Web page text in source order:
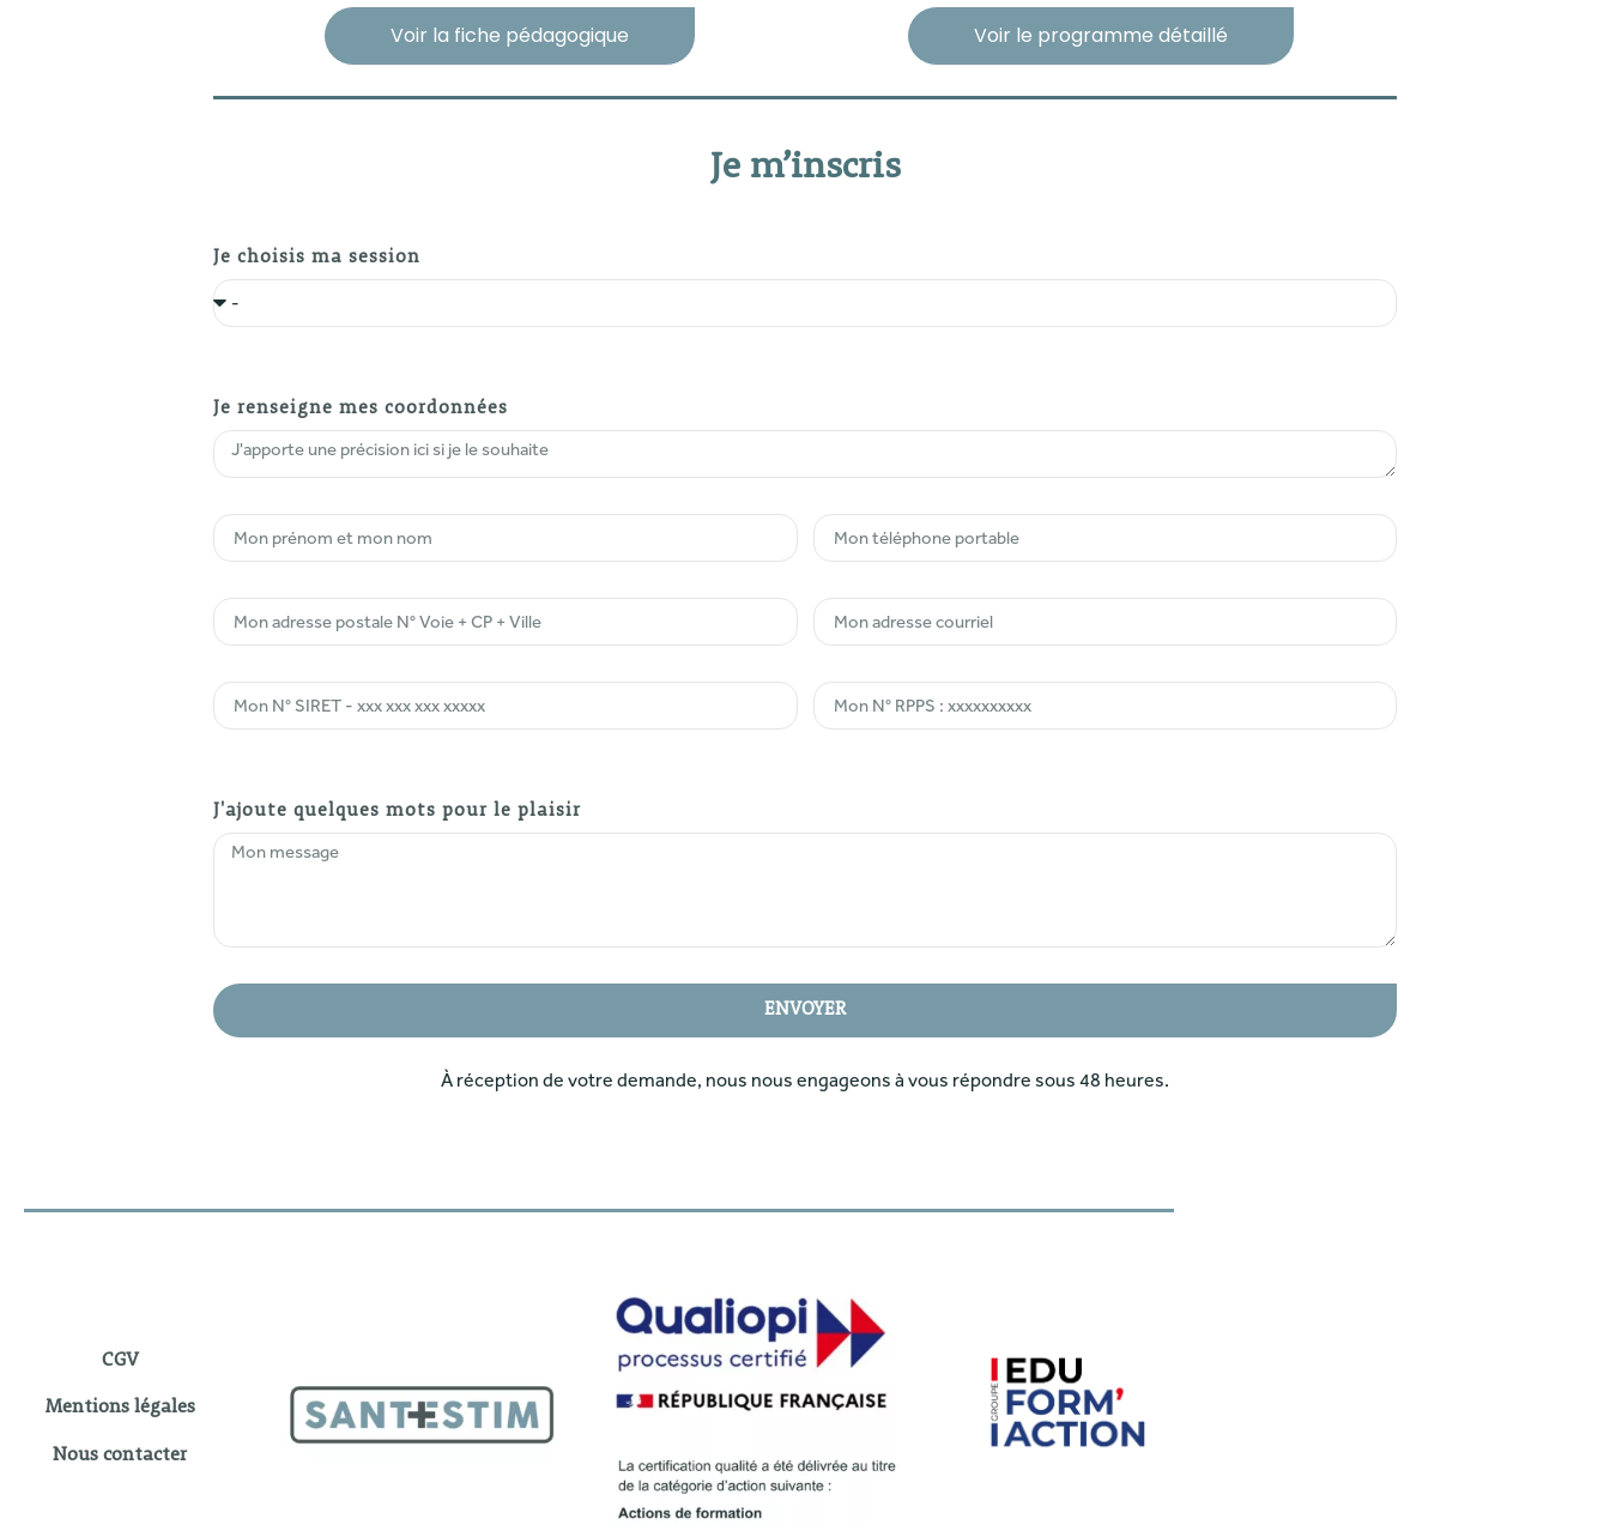
Voir la fiche pédagogique Voir le programme détaillé
Je m’inscris
Je choisis ma session
Je renseigne mes coordonnées
J'ajoute quelques mots pour le plaisir
ENVOYER
À réception de votre demande, nous nous engageons à vous répondre sous 48 heures.
CGV
Mentions légales
Nous contacter